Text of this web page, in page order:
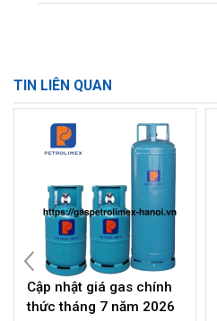
TIN LIÊN QUAN
Cập nhật giá gas chính
thức tháng 7 năm 2026